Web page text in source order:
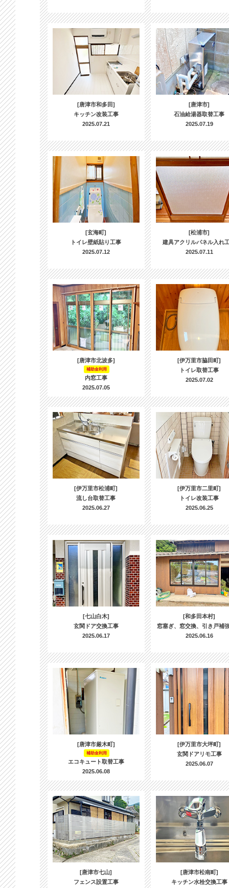
[唐津市和多田]
キッチン改装工事
2025.07.21
[唐津市]
石油給湯器取替工事
2025.07.19
[玄海町]
トイレ壁紙貼り工事
2025.07.12
[松浦市]
建具アクリルパネル入れ
2025.07.11
[唐津市北波多]
補助金利用
内窓工事
2025.07.05
[伊万里市脇田町]
トイレ取替工事
2025.07.02
[伊万里市松浦町]
流し台取替工事
2025.06.27
[伊万里市二里町]
トイレ改装工事
2025.06.25
[七山白木]
玄関ドア交換工事
2025.06.17
[和多田本村]
窓塞ぎ、窓交換、引き戸補
2025.06.16
[唐津市厳木町]
補助金利用
エコキュート取替工事
2025.06.08
[伊万里市大坪町]
玄関ドアリモ工事
2025.06.07
[唐津市七山]
フェンス設置工事
[唐津市松南町]
キッチン水栓交換工事